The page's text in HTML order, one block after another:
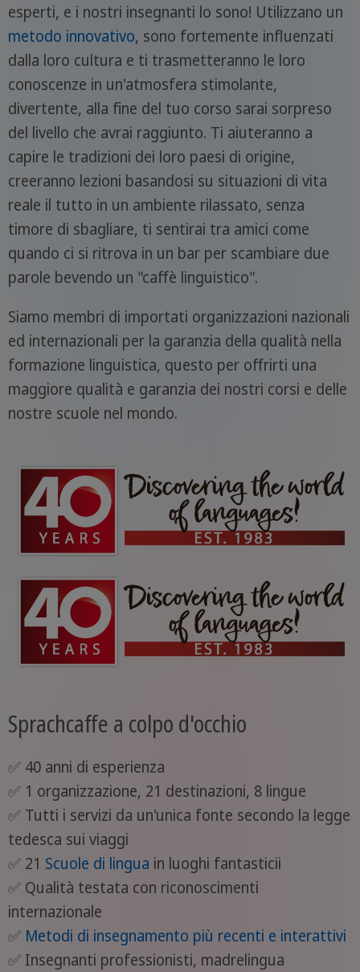
esperti, e i nostri insegnanti lo sono! Utilizzano un
metodo innovativo, sono fortemente influenzati
dalla loro cultura e ti trasmetteranno le loro
conoscenze in un'atmosfera stimolante,
divertente, alla fine del tuo corso sarai sorpreso
del livello che avrai raggiunto. Ti aiuteranno a
capire le tradizioni dei loro paesi di origine,
creeranno lezioni basandosi su situazioni di vita
reale il tutto in un ambiente rilassato, senza
timore di sbagliare, ti sentirai tra amici come
quando ci si ritrova in un bar per scambiare due
parole bevendo un "caffè linguistico".
Siamo membri di importati organizzazioni nazionali
ed internazionali per la garanzia della qualità nella
formazione linguistica, questo per offrirti una
maggiore qualità e garanzia dei nostri corsi e delle
nostre scuole nel mondo.
Sprachcaffe a colpo d'occhio
✅ 40 anni di esperienza
✅ 1 organizzazione, 21 destinazioni, 8 lingue
✅ Tutti i servizi da un'unica fonte secondo la legge
tedesca sui viaggi
✅ 21 Scuole di lingua in luoghi fantasticii
✅ Qualità testata con riconoscimenti
internazionale
✅ Metodi di insegnamento più recenti e interattivi
✅ Insegnanti professionisti, madrelingua